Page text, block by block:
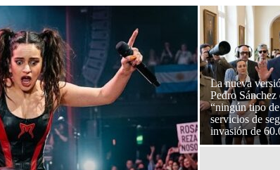
La nueva
Pedro
“ningún tipo
servicios de
invasión de